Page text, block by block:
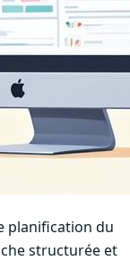
planification du
structurée et